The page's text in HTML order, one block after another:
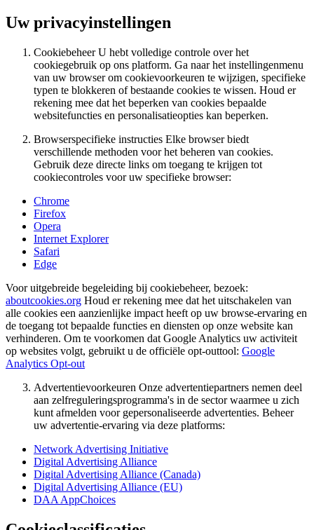
Uw privacyinstellingen
Cookiebeheer U hebt volledige controle over het
cookiegebruik op ons platform. Ga naar het instellingenmenu
van uw browser om cookievoorkeuren te wijzigen, specifieke
typen te blokkeren of bestaande cookies te wissen. Houd er
rekening mee dat het beperken van cookies bepaalde
websitefuncties en personalisatieopties kan beperken.
Browserspecifieke instructies Elke browser biedt
verschillende methoden voor het beheren van cookies.
Gebruik deze directe links om toegang te krijgen tot
cookiecontroles voor uw specifieke browser:
Chrome
Firefox
Opera
Internet Explorer
Safari
Edge
Voor uitgebreide begeleiding bij cookiebeheer, bezoek:
aboutcookies.org Houd er rekening mee dat het uitschakelen van
alle cookies een aanzienlijke impact heeft op uw browse-ervaring en
de toegang tot bepaalde functies en diensten op onze website kan
verhinderen. Om te voorkomen dat Google Analytics uw activiteit
op websites volgt, gebruikt u de officiële opt-outtool: Google
Analytics Opt-out
Advertentievoorkeuren Onze advertentiepartners nemen deel
aan zelfreguleringsprogramma's in de sector waarmee u zich
kunt afmelden voor gepersonaliseerde advertenties. Beheer
uw advertentie-ervaring via deze platforms:
Network Advertising Initiative
Digital Advertising Alliance
Digital Advertising Alliance (Canada)
Digital Advertising Alliance (EU)
DAA AppChoices